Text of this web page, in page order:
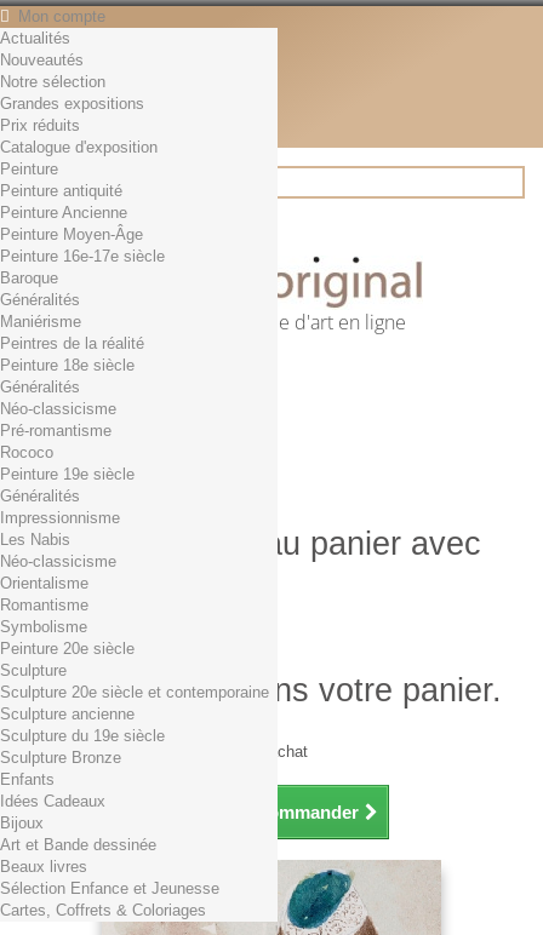
Mon compte
Contact
Français
English
Français
Actualités
Rechercher
Première librairie d'art en ligne
Panier (vide)
Aucun produit
0,01€ dès 29€ d'achat
0,00 € Total
Commander
Produit ajouté au panier avec
succès
Quantité
Total
Il y a 1 produit dans votre panier.
Total produits TTC
Frais de port TTC
0,01€ dès 29€ d'achat
Total TTC
Continuer mes achats Commander
Actualités
Nouveautés
Notre sélection
Grandes expositions
Prix réduits
Catalogue d'exposition
Peinture
Peinture antiquité
Peinture Ancienne
Peinture Moyen-Âge
Peinture 16e-17e siècle
Baroque
Généralités
Maniérisme
Peintres de la réalité
Peinture 18e siècle
Généralités
Néo-classicisme
Pré-romantisme
Rococo
Peinture 19e siècle
Généralités
Impressionnisme
Les Nabis
Néo-classicisme
Orientalisme
Romantisme
Symbolisme
Peinture 20e siècle
Sculpture
Sculpture 20e siècle et contemporaine
Sculpture ancienne
Sculpture du 19e siècle
Sculpture Bronze
Enfants
Idées Cadeaux
Bijoux
Art et Bande dessinée
Beaux livres
Sélection Enfance et Jeunesse
Cartes, Coffrets & Coloriages